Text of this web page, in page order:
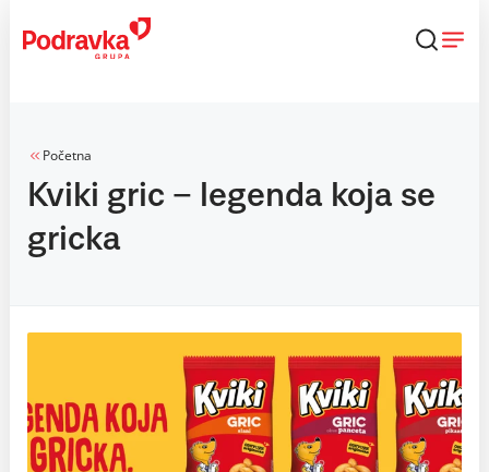
content
Početna
Kviki gric – legenda koja se
gricka